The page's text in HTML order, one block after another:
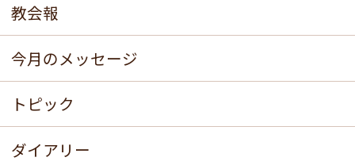
教会報
今月のメッセージ
トピック
ダイアリー